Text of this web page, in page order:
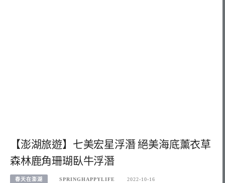
【澎湖旅遊】七美宏星浮潛 絕美海底薰衣草
森林鹿角珊瑚臥牛浮潛
春天在澎湖 SPRINGHAPPYLIFE 2022-10-16